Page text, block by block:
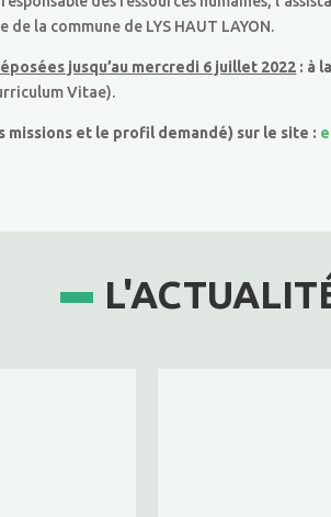
de la commune de LYS HAUT LAYON.
jusqu’au mercredi 6 juillet 2022 : à
Vitae).
missions et le profil demandé) sur le site :